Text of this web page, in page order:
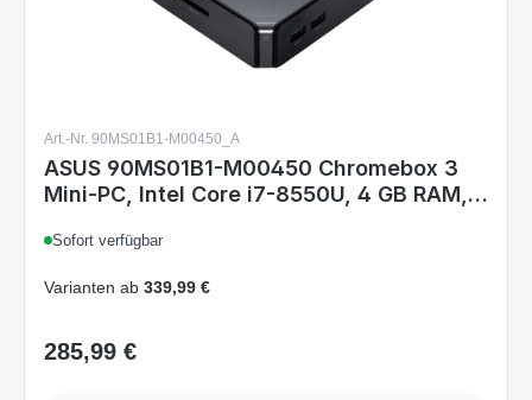
Art.-Nr. 90MS01B1-M00450_A
ASUS 90MS01B1-M00450 Chromebox 3
Mini-PC, Intel Core i7-8550U, 4 GB RAM,
Sofort verfügbar
Varianten ab 339,99 €
Regulärer Preis:
285,99 €